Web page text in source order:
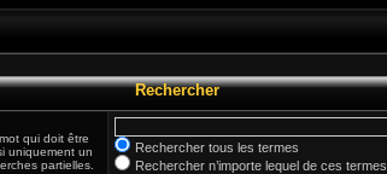
Rechercher
qui doit être
uniquement un
partielles.
Rechercher tous les termes
Rechercher n’importe lequel de ces termes